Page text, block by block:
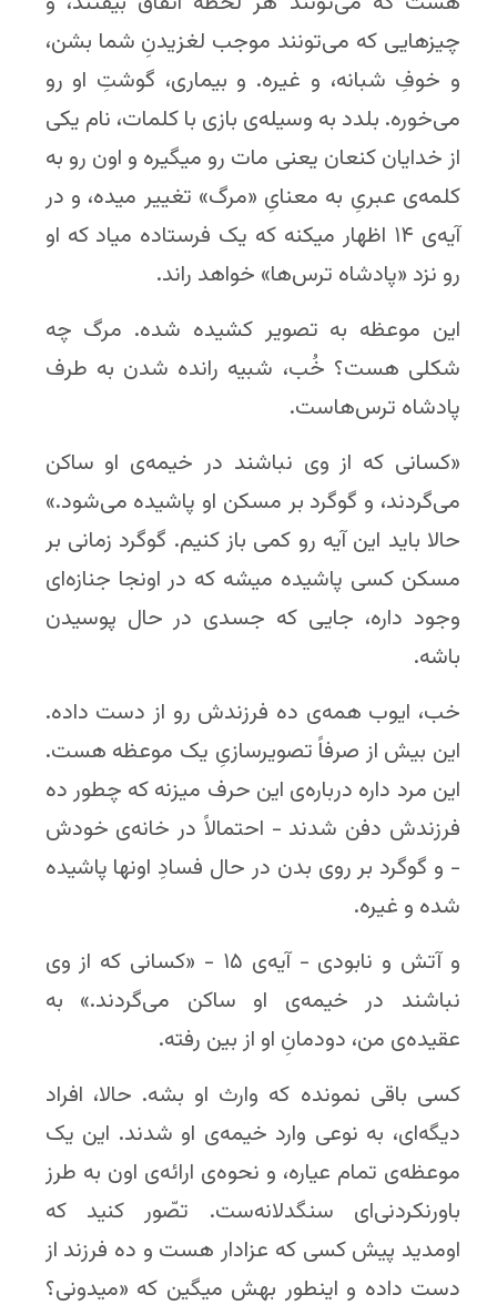
چیزهایی که می‌تونند موجب لغزیدنِ شما بشن،
و خوفِ شبانه، و غیره. و بیماری، گوشتِ او رو
می‌خوره. بلدد به وسیله‌ی بازی با کلمات، نام یکی
از خدایان کنعان یعنی مات رو میگیره و اون رو به
کلمه‌ی عبریِ به معنایِ «مرگ» تغییر میده، و در
آیه‌ی ۱۴ اظهار میکنه که یک فرستاده میاد که او
رو نزد «پادشاه ترس‌ها» خواهد راند.
این موعظه به تصویر کشیده شده. مرگ چه
شکلی هست؟ خُب، شبیه رانده شدن به طرف
پادشاه ترس‌هاست.
«کسانی که از وی نباشند در خیمه‌ی او ساکن
می‌گردند، و گوگرد بر مسکن او پاشیده می‌شود.»
حالا باید این آیه رو کمی باز کنیم. گوگرد زمانی بر
مسکن کسی پاشیده میشه که در اونجا جنازه‌ای
وجود داره، جایی که جسدی در حال پوسیدن
باشه.
خب، ایوب همه‌ی ده فرزندش رو از دست داده.
این بیش از صرفاً تصویرسازیِ یک موعظه هست.
این مرد داره درباره‌ی این حرف میزنه که چطور ده
فرزندش دفن شدند - احتمالاً در خانه‌ی خودش
- و گوگرد بر روی بدن در حال فسادِ اونها پاشیده
شده و غیره.
و آتش و نابودی - آیه‌ی ۱۵ - «کسانی که از وی
نباشند در خیمه‌ی او ساکن می‌گردند.» به
عقیده‌ی من، دودمانِ او از بین رفته.
کسی باقی نمونده که وارث او بشه. حالا، افراد
دیگه‌ای، به نوعی وارد خیمه‌ی او شدند. این یک
موعظه‌ی تمام عیاره، و نحوه‌ی ارائه‌ی اون به طرز
باورنکردنی‌ای سنگدلانه‌ست. تصّور کنید که
اومدید پیش کسی که عزادار هست و ده فرزند از
دست داده و اینطور بهش میگین که «میدونی؟